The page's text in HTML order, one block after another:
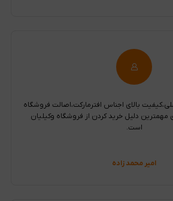
بالای اجناس افترمارکت،اصالت فروشگاه
دلیل خرید کردن از فروشگاه وکیلیان
است.
امیر محمد زاده